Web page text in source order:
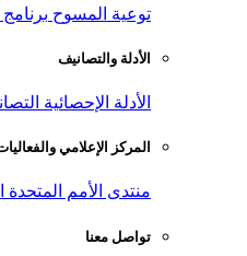
توعية المسوح
الأدلة والتصانيف
الأدلة الإحصائية
المركز الإعلامي
منتدى الأمم المتحدة
تواصل معنا